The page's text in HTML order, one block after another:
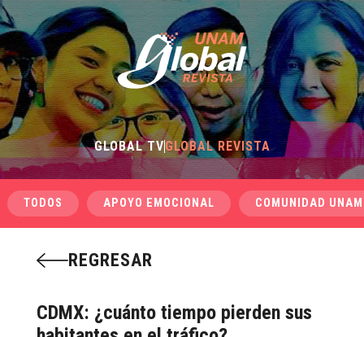
GLOBAL TVGLOBAL REVISTA
TODOS APOYO EMOCIONAL COMUNIDAD UNAM
REGRESAR
CDMX: ¿cuánto tiempo pierden sus